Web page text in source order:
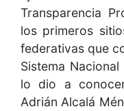
Transparencia
los primeros
federativas que
Sistema
lo dio a
Adrián Alcalá